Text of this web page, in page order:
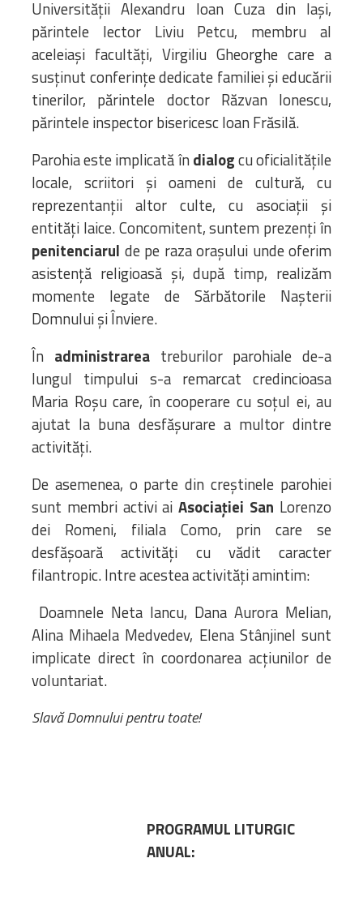
Universității Alexandru Ioan Cuza din Iași,
părintele lector Liviu Petcu, membru al
aceleiași facultăți, Virgiliu Gheorghe care a
susținut conferințe dedicate familiei și educării
tinerilor, părintele doctor Răzvan Ionescu,
părintele inspector bisericesc Ioan Frăsilă.
Parohia este implicată îndialogcu oficialitățile
locale, scriitori și oameni de cultură, cu
reprezentanții altor culte, cu asociații și
entități laice. Concomitent, suntem prezenți în
penitenciarul de pe raza orașului unde oferim
asistență religioasă și, după timp, realizăm
momente legate de Sărbătorile Nașterii
Domnului și Înviere.
În administrarea treburilor parohiale de-a
lungul timpului s-a remarcat credincioasa
Maria Roșu care, în cooperare cu soțul ei, au
ajutat la buna desfășurare a multor dintre
activități.
De asemenea, o parte din creștinele parohiei
sunt membri activi aiAsociației San Lorenzo
dei Romeni, filiala Como, prin care se
desfășoară activități cu vădit caracter
filantropic. Intre acestea activități amintim:
Doamnele Neta Iancu, Dana Aurora Melian,
Alina Mihaela Medvedev, Elena Stânjinel sunt
implicate direct în coordonarea acțiunilor de
voluntariat.
Slavă Domnului pentru toate!
PROGRAMUL LITURGIC
ANUAL: